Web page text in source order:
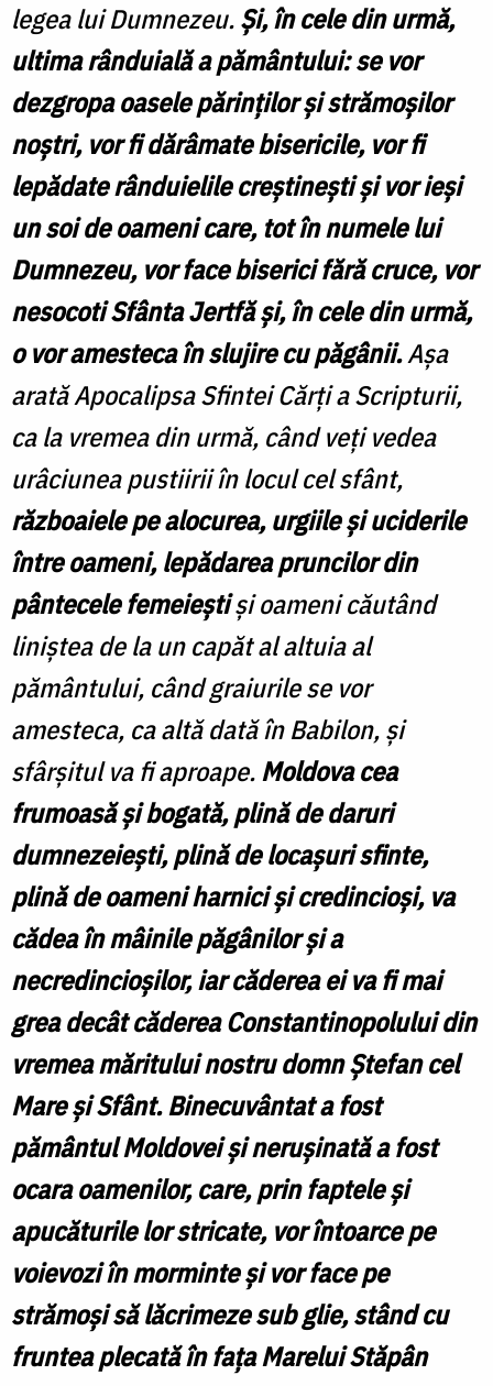
legea lui Dumnezeu.Şi, în cele din urmă,
ultima rânduială a pământului: se vor
dezgropa oasele părinţilor şi strămoşilor
noştri, vor fi dărâmate bisericile, vor fi
lepădate rânduielile creştineşti şi vor ieşi
un soi de oameni care, tot în numele lui
Dumnezeu, vor face biserici fără cruce, vor
nesocoti Sfânta Jertfă şi, în cele din urmă,
o vor amesteca în slujire cu păgânii.Aşa
arată Apocalipsa Sfintei Cărţi a Scripturii,
ca la vremea din urmă, când veţi vedea
urâciunea pustiirii în locul cel sfânt,
războaiele pe alocurea, urgiile şi uciderile
între oameni, lepădarea pruncilor din
pântecele femeieştişi oameni căutând
liniştea de la un capăt al altuia al
pământului, când graiurile se vor
amesteca, ca altă dată în Babilon, şi
sfârşitul va fi aproape.Moldova cea
frumoasă şi bogată, plină de daruri
dumnezeieşti, plină de locaşuri sfinte,
plină de oameni harnici şi credincioşi, va
cădea în mâinile păgânilor şi a
necredincioşilor, iar căderea ei va fi mai
grea decât căderea Constantinopolului din
vremea măritului nostru domn Ştefan cel
Mare şi Sfânt.Binecuvântat a fost
pământul Moldovei şi neruşinată a fost
ocara oamenilor, care, prin faptele şi
apucăturile lor stricate, vor întoarce pe
voievozi în morminte şi vor face pe
strămoşi să lăcrimeze sub glie, stând cu
fruntea plecată în faţa Marelui Stăpân